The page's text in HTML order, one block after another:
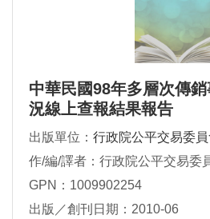
中華民國98年多層次傳
況線上查報結果報告
出版單位： 行政院公平交易委員
作/編/譯者：行政院公平交易委
GPN：1009902254
出版／創刊日期：2010-06